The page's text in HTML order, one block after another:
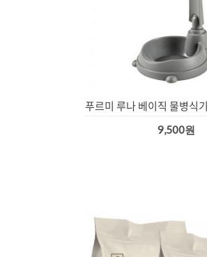
푸르미 루나 베이직 물병식
9,500원